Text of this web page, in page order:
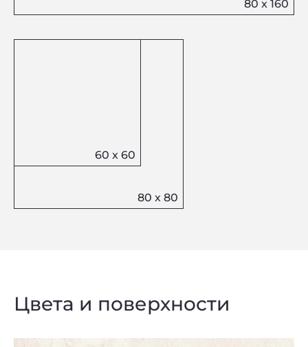
Цвета и поверхности